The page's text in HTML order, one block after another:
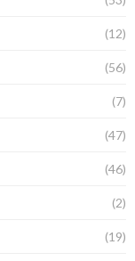
(12)
(56)
(7)
(47)
(46)
(2)
(19)